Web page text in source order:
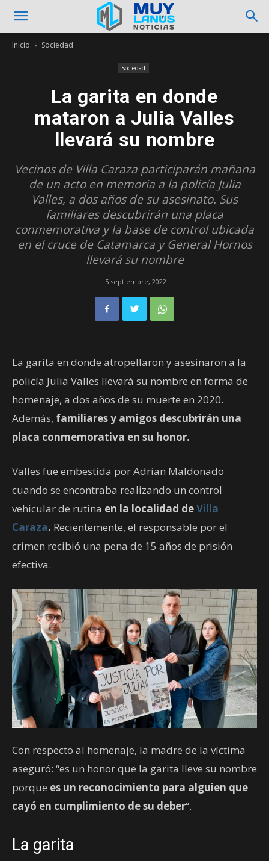
Inicio Sociedad
Sociedad
La garita en donde
mataron a Julia Valles
llevará su nombre
Vecinos de Villa Caraza participarán mañana
de un acto en memoria a la policía Julia
Valles, a dos años de su asesinato. Sus
familiares descubrirán una placa
conmemorativa y la base de control ubicada
en el cruce de Catamarca y General Hornos
llevará su nombre
5 septiembre, 2022
La garita en donde atropellaron y asesinaron a la
policía Julia Valles llevará su nombre en forma de
homenaje, a dos años de su muerte en 2020.
Además, familiares y amigos descubrirán una
placa conmemorativa en su honor.
Valles fue embestida por Adrian Maldonado
cuando se encontraba realizando un control
vehicular de rutina en la localidad deVilla
Caraza. Recientemente, el responsable por el
crimen recibió una pena de 15 años de prisión
efectiva.
Con respecto al homenaje, la madre de la víctima
aseguró: “es un honor que la garita lleve su nombre
porque es un reconocimiento para alguien que
cayó en cumplimiento de su deber“.
La garita